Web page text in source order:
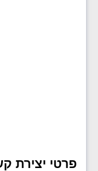
פרטי יצירת